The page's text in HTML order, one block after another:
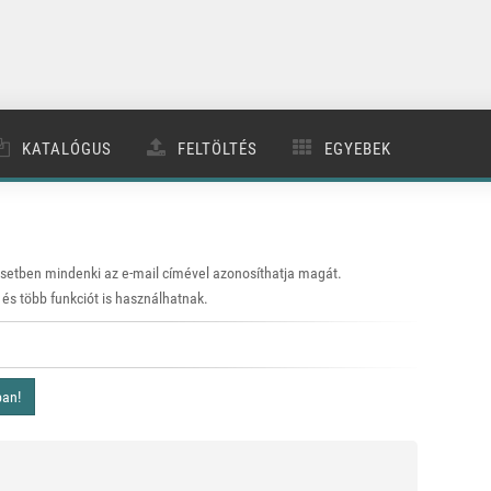
KATALÓGUS FELTÖLTÉS EGYEBEK
mindenki az e-mail címével azonosíthatja magát.
több funkciót is használhatnak.